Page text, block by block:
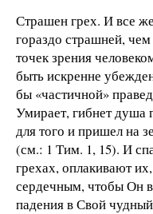
Страшен грех. И все
гораздо страшней,
точек зрения
быть искренне
бы «частичной»
Умирает, гибнет душа
для того и пришел на
(см.: 1 Тим. 1, 15). И
грехах, оплакивают
сердечным, чтобы Он
падения в Свой